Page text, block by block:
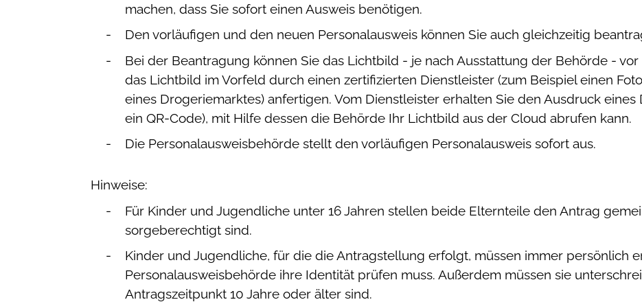
machen, dass Sie sofort einen Ausweis benötigen.
Den vorläufigen und den neuen Personalausweis können Sie auch gleichzeitig
Bei der Beantragung können Sie das Lichtbild - je nach Ausstattung der Behörde -
das Lichtbild im Vorfeld durch einen zertifizierten Dienstleister (zum Beispiel einen
eines Drogeriemarktes) anfertigen. Vom Dienstleister erhalten Sie den Ausdruck
ein QR-Code), mit Hilfe dessen die Behörde Ihr Lichtbild aus der Cloud abrufen kann.
Die Personalausweisbehörde stellt den vorläufigen Personalausweis sofort aus.
Hinweise:
Für Kinder und Jugendliche unter 16 Jahren stellen beide Elternteile den Antrag
sorgeberechtigt sind.
Kinder und Jugendliche, für die die Antragstellung erfolgt, müssen immer persönlich
Personalausweisbehörde ihre Identität prüfen muss. Außerdem müssen sie
Antragszeitpunkt 10 Jahre oder älter sind.